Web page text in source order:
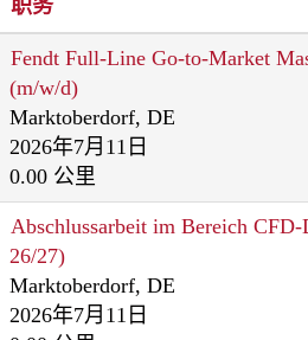
职务
Fendt Full-Line Go-to-Market
(m/w/d)
Marktoberdorf, DE
2026年7月11日
0.00 公里
Abschlussarbeit im Bereich
26/27)
Marktoberdorf, DE
2026年7月11日